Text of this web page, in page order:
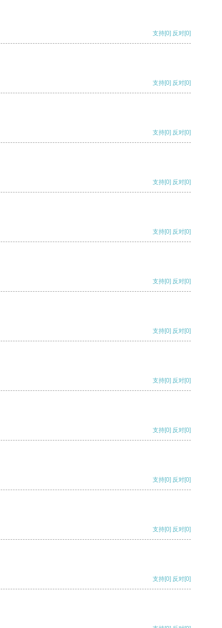
支持[0] 反对[0]
支持[0] 反对[0]
支持[0] 反对[0]
支持[0] 反对[0]
支持[0] 反对[0]
支持[0] 反对[0]
支持[0] 反对[0]
支持[0] 反对[0]
支持[0] 反对[0]
支持[0] 反对[0]
支持[0] 反对[0]
支持[0] 反对[0]